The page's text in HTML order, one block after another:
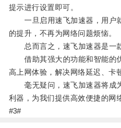
提示进行设置即可。
一旦启用速飞加速器，用户
的提升，不再为网络问题烦恼。
总而言之，速飞加速器是一款
借助其强大的功能和智能的
高上网体验，解决网络延迟、卡
毫无疑问，速飞加速器将成
利器，为我们提供高效便捷的网
#3#